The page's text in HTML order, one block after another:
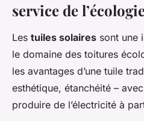
service de
Les tuiles solaires sont une
le domaine des toitures
les avantages d’une tuile
esthétique, étanchéité –
produire de l’électricité à